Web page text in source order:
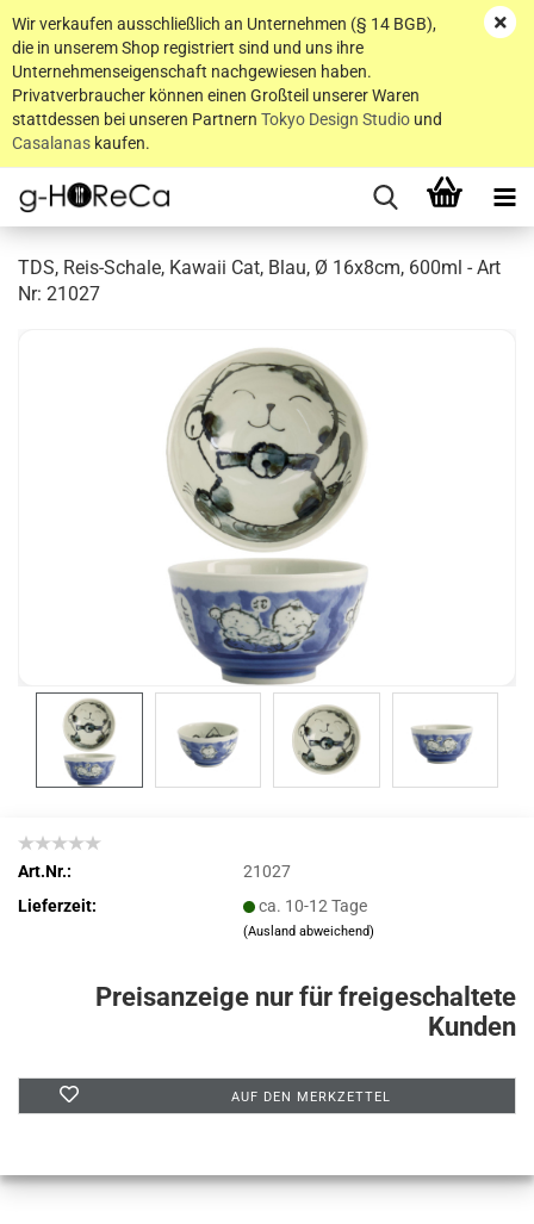
Wir verkaufen ausschließlich an Unternehmen (§ 14 BGB),
die in unserem Shop registriert sind und uns ihre
Unternehmenseigenschaft nachgewiesen haben.
Privatverbraucher können einen Großteil unserer Waren
stattdessen bei unseren Partnern Tokyo Design Studio und
Casalanas kaufen.
TDS, Reis-Schale, Kawaii Cat, Blau, Ø 16x8cm, 600ml - Art
Nr: 21027
Art.Nr.:
21027
Lieferzeit:
ca. 10-12 Tage
(Ausland abweichend)
Preisanzeige nur für freigeschaltete
Kunden
AUF DEN MERKZETTEL